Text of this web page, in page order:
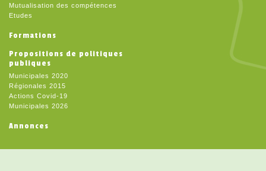
Mutualisation des compétences
Etudes
Formations
Propositions de politiques
publiques
Municipales 2020
Régionales 2015
Actions Covid-19
Municipales 2026
Annonces